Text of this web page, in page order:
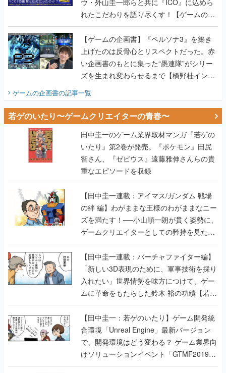
ウ・外山圭一郎らと共に『ICO』に込めら
れたこだわりを語り尽くす！【ゲームの企
画書】
【ゲームの企画書】『ペルソナ3』を築き
上げたのは反骨心とリスペクトだった。赤
い企画書のもとに集った“愚連隊”がシリー
ズを生まれ変わらせるまで【橋野桂インタ
ビュー】
ゲームの企画書の記事一覧
若ゲのいたり〜ゲームクリエイターの青春〜
田中圭一のゲーム業界取材マンガ『若ゲの
いたり』第2巻が発売。『ポケモン』田尻
智さん、『ゼビウス』遠藤雅伸さんらの貴
重なエピソードを収録
【田中圭一連載：アイマス/ガンダム 戦場
の絆 編】わがままな王様のわがままなニー
ズを満たす！──小山順一朗が貫く姿勢に、
ゲームクリエイターとしての矜持を見た
【若ゲのいたり最終回】
【田中圭一連載：バーチャファイター編】
「新しい3D表現のために、軍事技術を採り
入れたい」世界情勢を味方につけて、ゲー
ムに革命をもたらした鈴木 裕の功績【若ゲ
のいたり】
【田中圭一：若ゲのいたり】ゲーム開発統
合環境「Unreal Engine」最新バージョン
で、開発環境はどう変わる？ ゲーム業界向
けソリューションイベント「GTMF2019」
に行って、より理解を深めよう【PR】